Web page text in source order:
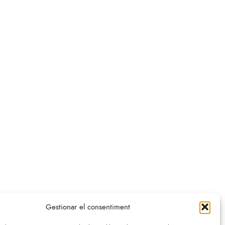
Gestionar el consentiment
i Condicions